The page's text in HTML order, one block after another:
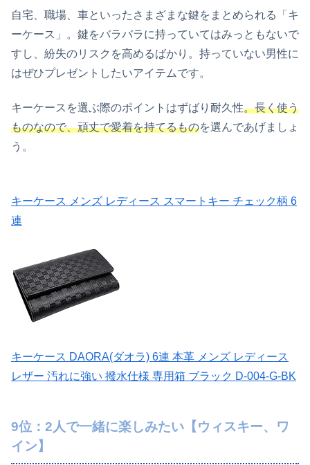
自宅、職場、車といったさまざまな鍵をまとめられる「キ
ーケース」。鍵をバラバラに持っていてはみっともないで
すし、紛失のリスクを高めるばかり。持っていない男性に
はぜひプレゼントしたいアイテムです。
キーケースを選ぶ際のポイントはずばり耐久性。長く使う
ものなので、頑丈で愛着を持てるものを選んであげましょ
う。
キーケース メンズ レディース スマートキー チェック柄 6
連
キーケース DAORA(ダオラ) 6連 本革 メンズ レディース
レザー 汚れに強い 撥水仕様 専用箱 ブラック D-004-G-BK
9位：2人で一緒に楽しみたい【ウィスキー、ワ
イン】